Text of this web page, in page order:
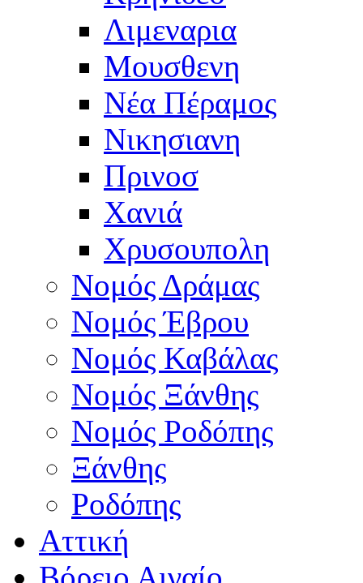
Λιμεναρια
Μουσθενη
Νέα Πέραμος
Νικησιανη
Πρινοσ
Χανιά
Χρυσουπολη
Νομός Δράμας
Νομός Έβρου
Νομός Καβάλας
Νομός Ξάνθης
Νομός Ροδόπης
Ξάνθης
Ροδόπης
Αττική